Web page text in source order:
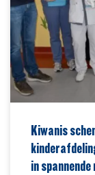
Kiwanis
in